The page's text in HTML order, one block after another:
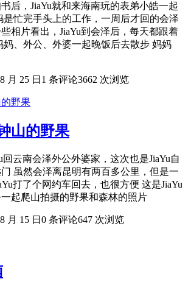
后，JiaYu就和来海南玩的表弟小皓一起
是忙完手头上的工作，一周后才回的会泽
相片看出，JiaYu到会泽后，每天都跟着
妈、外公、外婆一起晚饭后去散步 妈妈
月 25 日 1 条评论3662 次浏览
山的野果
回云南会泽外公外婆家，这次也是JiaYu自
虽然会泽离昆明有两百多公里，但是一
打了个网约车回去，也很方便 这是JiaYu
起爬山拍摄的野果和森林的照片
月 15 日 0 条评论647 次浏览